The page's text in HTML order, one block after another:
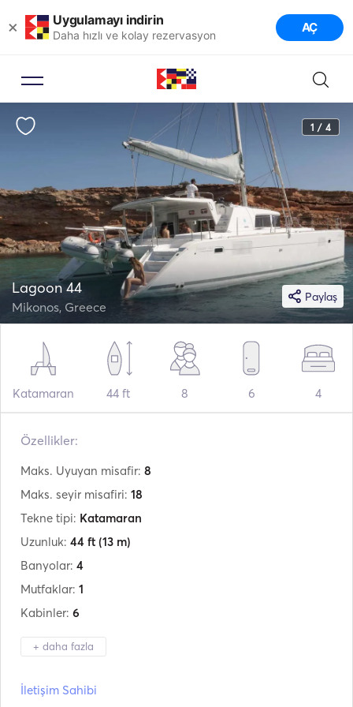
× Uygulamayı indirin
Daha hızlı ve kolay rezervasyon AÇ
1 / 4
Paylaş
Lagoon 44
Mikonos, Greece
Katamaran 44 ft 8 6 4
Özellikler:
Maks. Uyuyan misafir: 8
Maks. seyir misafiri: 18
Tekne tipi: Katamaran
Uzunluk: 44 ft (13 m)
Banyolar: 4
Mutfaklar: 1
Kabinler: 6
+ daha fazla
İletişim Sahibi